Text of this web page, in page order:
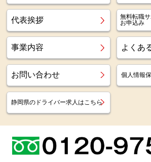
代表挨拶
無料転職サ
お申込み
事業内容 よくあ
お問い合わせ 個人情報
静岡県のドライバー求人はこちら